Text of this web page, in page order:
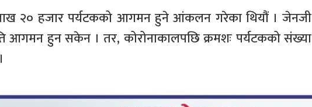
२० हजार पर्यटकको आगमन हुने आंकलन गरेका थियौं । जेनजी
आगमन हुन सकेन । तर, कोरोनाकालपछि क्रमशः पर्यटकको संख्या